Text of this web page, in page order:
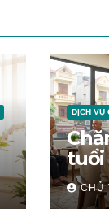
DỊCH VỤ
tuổi
CHỦ